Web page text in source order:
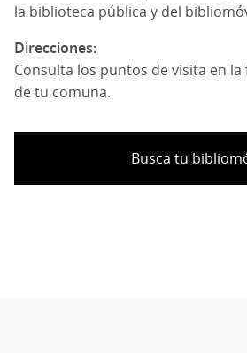
la biblioteca pública y del
Direcciones
Consulta los puntos de visita en
de tu comuna.
Busca tu